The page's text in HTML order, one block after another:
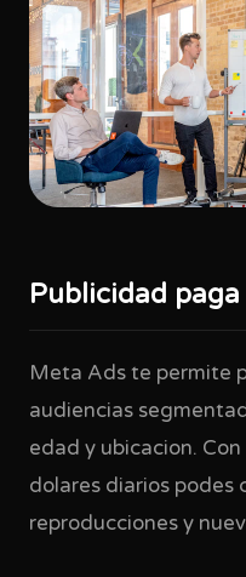
Publicidad
Meta Ads te permite
audiencias
edad y ubicacion.
dolares diarios podes
reproducciones y